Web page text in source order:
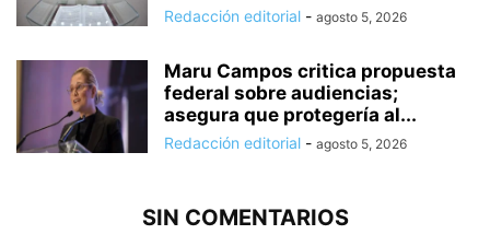
Redacción editorial - agosto 5, 2026
Maru Campos critica propuesta
federal sobre audiencias;
asegura que protegería al...
Redacción editorial - agosto 5, 2026
SIN COMENTARIOS